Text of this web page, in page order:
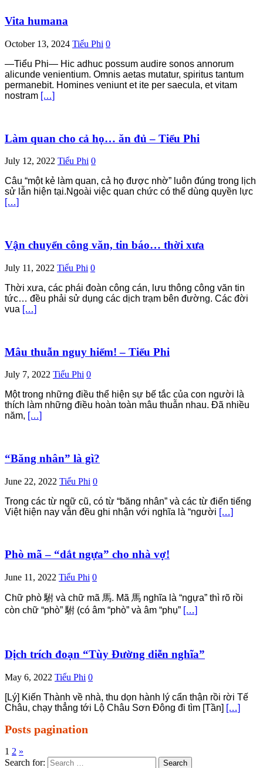
Vita humana
October 13, 2024 Tiểu Phi 0
—Tiểu Phi— Hic adhuc possum audire sonos annorum
alicunde venientium. Omnis aetas mutatur, spiritus tantum
permanebit. Homines veniunt et ite per saecula, et vitam
nostram […]
Làm quan cho cả họ… ăn đủ – Tiểu Phi
July 12, 2022 Tiểu Phi 0
Câu “một kẻ làm quan, cả họ được nhờ” luôn đúng trong lịch
sử lẫn hiện tại.Ngoài việc quan chức có thể dùng quyền lực
[…]
Vận chuyển công văn, tin báo… thời xưa
July 11, 2022 Tiểu Phi 0
Thời xưa, các phái đoàn công cán, lưu thông công văn tin
tức… đều phải sử dụng các dịch trạm bên đường. Các đời
vua […]
Mâu thuẫn nguy hiểm! – Tiểu Phi
July 7, 2022 Tiểu Phi 0
Một trong những điều thể hiện sự bế tắc của con người là
thích làm những điều hoàn toàn mâu thuẫn nhau. Đã nhiều
năm, […]
“Băng nhân” là gì?
June 22, 2022 Tiểu Phi 0
Trong các từ ngữ cũ, có từ “băng nhân” và các từ điển tiếng
Việt hiện nay vẫn đều ghi nhận với nghĩa là “người […]
Phò mã – “dắt ngựa” cho nhà vợ!
June 11, 2022 Tiểu Phi 0
Chữ phò 駙 và chữ mã 馬. Mã 馬 nghĩa là “ngựa” thì rõ rồi
còn chữ “phò” 駙 (có âm “phò” và âm “phụ” […]
Dịch trích đoạn “Tùy Đường diễn nghĩa”
May 6, 2022 Tiểu Phi 0
[Lý] Kiến Thành về nhà, thu dọn hành lý cẩn thận rồi rời Tế
Châu, chạy thẳng tới Lộ Châu Sơn Đông đi tìm [Tần] […]
Posts pagination
1 2 »
Search for: